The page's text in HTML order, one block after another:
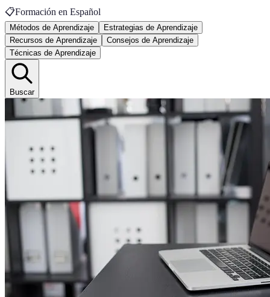
📋Formación en Español
Métodos de Aprendizaje
Estrategias de Aprendizaje
Recursos de Aprendizaje
Consejos de Aprendizaje
Técnicas de Aprendizaje
Buscar